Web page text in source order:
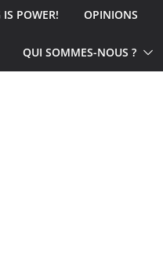
POWER! OPINIONS
QUI SOMMES-NOUS ?